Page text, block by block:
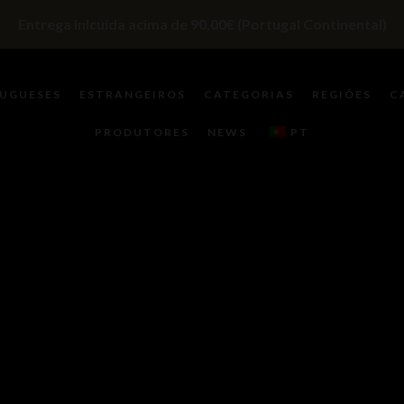
ESTRANGEIROS CATEGORIAS REGIÕES
PRODUTORES NEWS PT